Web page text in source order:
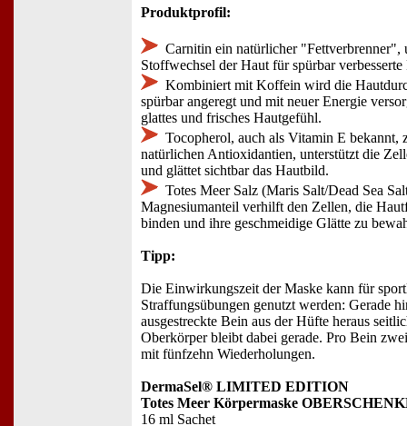
Produktprofil:
Carnitin ein natürlicher "Fettverbrenner",
Stoffwechsel der Haut für spürbar verbesserte
Kombiniert mit Koffein wird die
spürbar angeregt und mit neuer Energie
glattes und frisches Hautgefühl.
Tocopherol, auch als Vitamin E bekannt,
natürlichen Antioxidantien, unterstützt die
und glättet sichtbar das Hautbild.
Totes Meer Salz (Maris Salt/Dead Sea
Magnesiumanteil verhilft den Zellen, die
binden und ihre geschmeidige Glätte zu
Tipp:
Die Einwirkungszeit der Maske kann für
Straffungsübungen genutzt werden: Gerade
ausgestreckte Bein aus der Hüfte heraus
Oberkörper bleibt dabei gerade. Pro Bein
mit fünfzehn Wiederholungen.
DermaSel® LIMITED EDITION
Totes Meer Körpermaske
16 ml Sachet